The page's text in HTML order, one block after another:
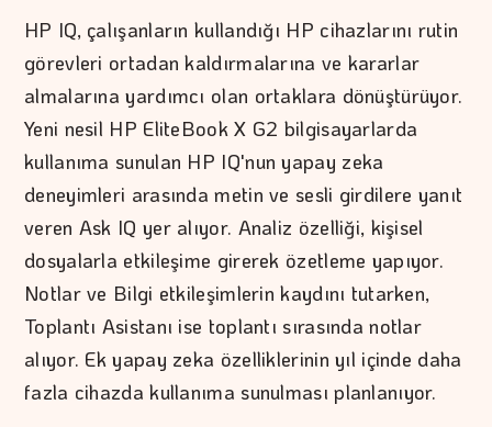
HP IQ, çalışanların kullandığı HP cihazlarını rutin
görevleri ortadan kaldırmalarına ve kararlar
almalarına yardımcı olan ortaklara dönüştürüyor.
Yeni nesil HP EliteBook X G2 bilgisayarlarda
kullanıma sunulan HP IQ'nun yapay zeka
deneyimleri arasında metin ve sesli girdilere yanıt
veren Ask IQ yer alıyor. Analiz özelliği, kişisel
dosyalarla etkileşime girerek özetleme yapıyor.
Notlar ve Bilgi etkileşimlerin kaydını tutarken,
Toplantı Asistanı ise toplantı sırasında notlar
alıyor. Ek yapay zeka özelliklerinin yıl içinde daha
fazla cihazda kullanıma sunulması planlanıyor.